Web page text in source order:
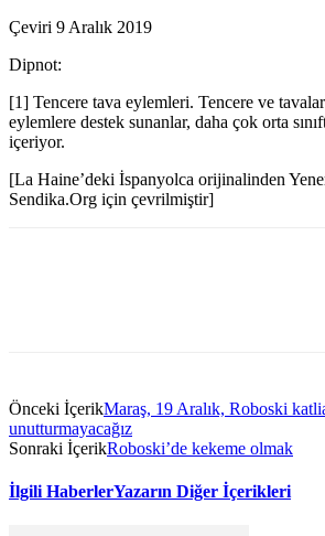
Çeviri 9 Aralık 2019
Dipnot:
[1] Tencere tava eylemleri. Tencere ve
eylemlere destek sunanlar, daha çok orta
içeriyor.
[La Haine’deki İspanyolca orijinalinden Yener
Sendika.Org için çevrilmiştir]
Önceki İçerikMaraş, 19 Aralık, Roboski
unutturmayacağız
Sonraki İçerikRoboski’de kekeme olmak
İlgili HaberlerYazarın Diğer İçerikleri